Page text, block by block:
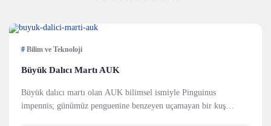
# Bilim ve Teknoloji
Büyük Dalıcı Martı AUK
Büyük dalıcı martı olan AUK bilimsel ismiyle Pinguinus
impennis; günümüz penguenine benzeyen uçamayan bir kuş